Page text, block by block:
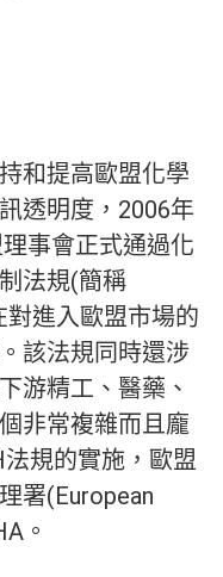
和提高歐盟化學
透明度，2006年
事會正式通過化
法規(簡稱
對進入歐盟市場的
該法規同時還涉
游精工、醫藥、
非常複雜而且龐
規的實施，歐盟
署(European
。